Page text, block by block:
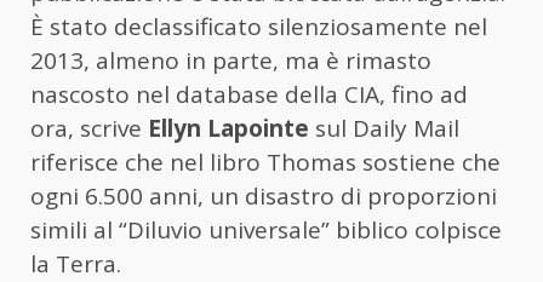
È stato declassificato silenziosamente nel
2013, almeno in parte, ma è rimasto
nascosto nel database della CIA, fino ad
ora, scrive Ellyn Lapointe sul Daily Mail
riferisce che nel libro Thomas sostiene che
ogni 6.500 anni, un disastro di proporzioni
simili al “Diluvio universale” biblico colpisce
la Terra.